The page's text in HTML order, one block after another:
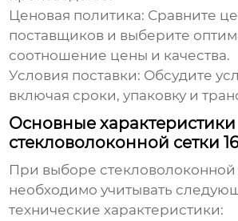
Ценовая политика: Сравните
поставщиков и выберите
соотношение цены и качества.
Условия поставки: Обсудите
включая сроки, упаковку и
Основные характеристики
стекловолоконной сетки
При выборе стекловолоконной
необходимо учитывать
технические характеристики: